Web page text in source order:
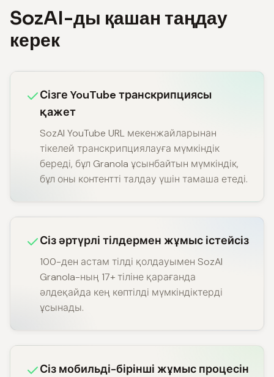
SozAI-ды қашан таңдау
керек
Сізге YouTube транскрипциясы
қажет
SozAI YouTube URL мекенжайларынан
тікелей транскрипциялауға мүмкіндік
береді, бұл Granola ұсынбайтын мүмкіндік,
бұл оны контентті талдау үшін тамаша етеді.
Сіз әртүрлі тілдермен жұмыс істейсіз
100-ден астам тілді қолдауымен SozAI
Granola-ның 17+ тіліне қарағанда
әлдеқайда кең көптілді мүмкіндіктерді
ұсынады.
Сіз мобильді-бірінші жұмыс процесін